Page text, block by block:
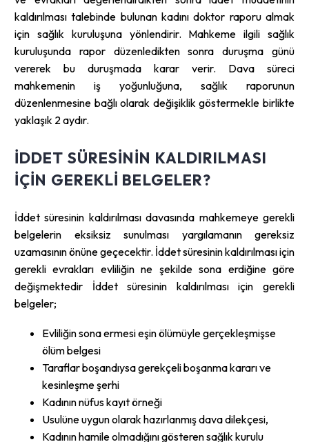
kaldırılması talebinde bulunan kadını doktor raporu almak
için sağlık kuruluşuna yönlendirir. Mahkeme ilgili sağlık
kuruluşunda rapor düzenledikten sonra duruşma günü
vererek bu duruşmada karar verir. Dava süreci
mahkemenin iş yoğunluğuna, sağlık raporunun
düzenlenmesine bağlı olarak değişiklik göstermekle birlikte
yaklaşık 2 aydır.
İDDET SÜRESININ KALDIRILMASI
IÇIN GEREKLI BELGELER?
İddet süresinin kaldırılması davasında mahkemeye gerekli
belgelerin eksiksiz sunulması yargılamanın gereksiz
uzamasının önüne geçecektir. İddet süresinin kaldırılması için
gerekli evrakları evliliğin ne şekilde sona erdiğine göre
değişmektedir İddet süresinin kaldırılması için gerekli
belgeler;
Evliliğin sona ermesi eşin ölümüyle gerçekleşmişse
ölüm belgesi
Taraflar boşandıysa gerekçeli boşanma kararı ve
kesinleşme şerhi
Kadının nüfus kayıt örneği
Usulüne uygun olarak hazırlanmış dava dilekçesi,
Kadının hamile olmadığını gösteren sağlık kurulu